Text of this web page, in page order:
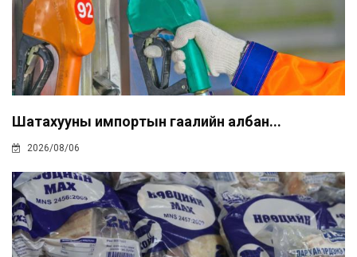
Шатахууны импортын гаалийн албан...
2026/08/06